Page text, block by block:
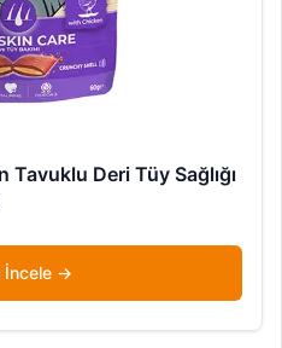
Deri Tüy Sağlığı
İncele